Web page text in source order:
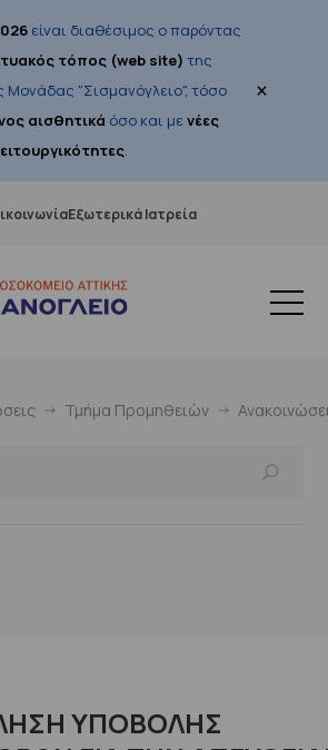
είναι διαθέσιμος ο παρόντας
τόπος (web site) της
Μονάδας "Σισμανόγλειο", τόσο
αισθητικά όσο και μενέες
.
×
Εξωτερικά Ιατρεία
Τμήμα Προμηθειών
ΥΠΟΒΟΛΗΣ